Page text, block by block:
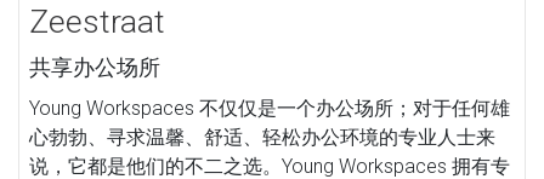
Zeestraat
共享办公场所
Young Workspaces 不仅仅是一个办公场所；对于任何雄
心勃勃、寻求温馨、舒适、轻松办公环境的专业人士来
说，它都是他们的不二之选。Young Workspaces 拥有专